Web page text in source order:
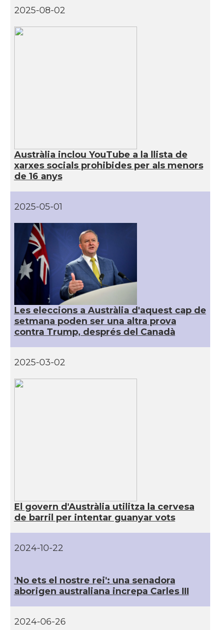
2025-08-02
Austràlia inclou YouTube a la llista de
xarxes socials prohibides per als menors
de 16 anys
2025-05-01
Les eleccions a Austràlia d'aquest cap de
setmana poden ser una altra prova
contra Trump, després del Canadà
2025-03-02
El govern d'Austràlia utilitza la cervesa
de barril per intentar guanyar vots
2024-10-22
'No ets el nostre rei': una senadora
aborigen australiana increpa Carles III
2024-06-26